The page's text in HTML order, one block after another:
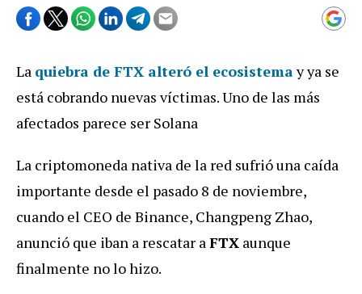
La quiebra de FTX alteró el ecosistemay ya se
está cobrando nuevas víctimas. Uno de las más
afectados parece ser Solana
La criptomoneda nativa de la red sufrió una caída
importante desde el pasado 8 de noviembre,
cuando el CEO de Binance, Changpeng Zhao,
anunció que iban a rescatar aFTX aunque
finalmente no lo hizo.